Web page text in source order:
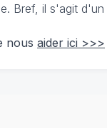
Bref, il s'agit
nous aider ici >>>